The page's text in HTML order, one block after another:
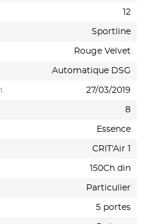
12
Sportline
Rouge Velvet
Automatique DSG
27/03/2019
8
Essence
CRIT'Air 1
150Ch din
Particulier
5 portes